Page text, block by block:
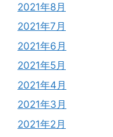
2021年8月
2021年7月
2021年6月
2021年5月
2021年4月
2021年3月
2021年2月